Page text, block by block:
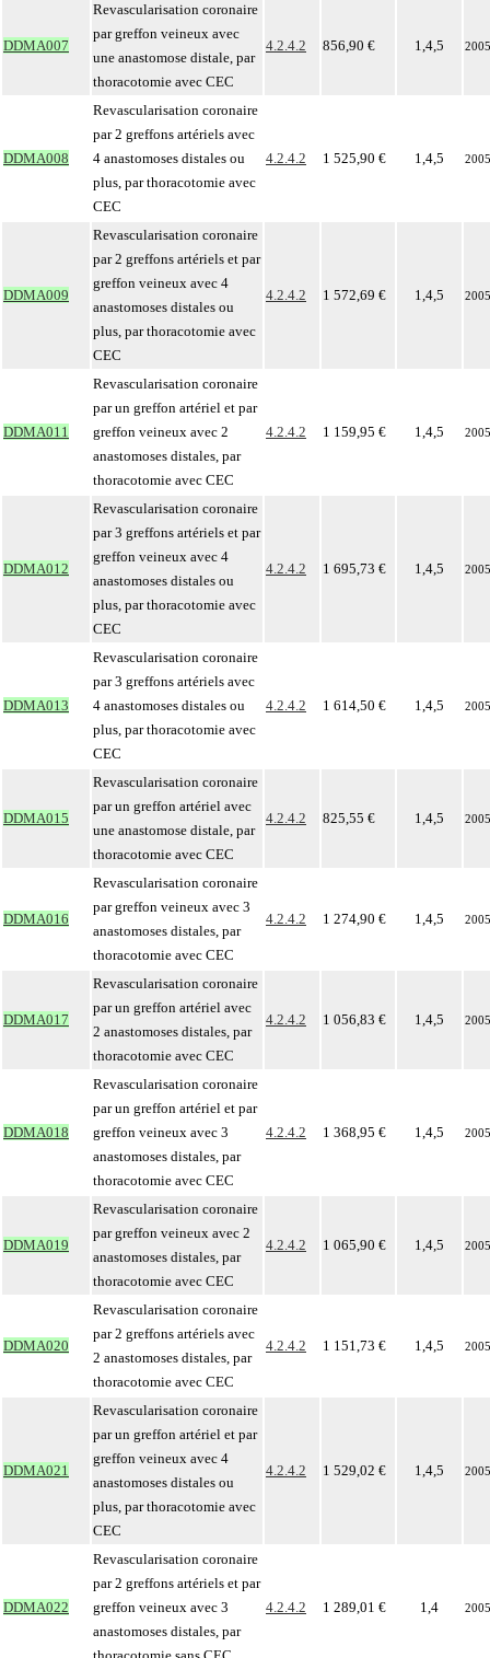
DDMA007
Revascularisation coronaire
par greffon veineux avec
une anastomose distale, par
thoracotomie avec CEC
4.2.4.2 856,90 € 1,4,5 2005
DDMA008
Revascularisation coronaire
par 2 greffons artériels avec
4 anastomoses distales ou
plus, par thoracotomie avec
CEC
4.2.4.2 1 525,90 € 1,4,5 2005
DDMA009
Revascularisation coronaire
par 2 greffons artériels et par
greffon veineux avec 4
anastomoses distales ou
plus, par thoracotomie avec
CEC
4.2.4.2 1 572,69 € 1,4,5 2005
DDMA011
Revascularisation coronaire
par un greffon artériel et par
greffon veineux avec 2
anastomoses distales, par
thoracotomie avec CEC
4.2.4.2 1 159,95 € 1,4,5 2005
DDMA012
Revascularisation coronaire
par 3 greffons artériels et par
greffon veineux avec 4
anastomoses distales ou
plus, par thoracotomie avec
CEC
4.2.4.2 1 695,73 € 1,4,5 2005
DDMA013
Revascularisation coronaire
par 3 greffons artériels avec
4 anastomoses distales ou
plus, par thoracotomie avec
CEC
4.2.4.2 1 614,50 € 1,4,5 2005
DDMA015
Revascularisation coronaire
par un greffon artériel avec
une anastomose distale, par
thoracotomie avec CEC
4.2.4.2 825,55 € 1,4,5 2005
DDMA016
Revascularisation coronaire
par greffon veineux avec 3
anastomoses distales, par
thoracotomie avec CEC
4.2.4.2 1 274,90 € 1,4,5 2005
DDMA017
Revascularisation coronaire
par un greffon artériel avec
2 anastomoses distales, par
thoracotomie avec CEC
4.2.4.2 1 056,83 € 1,4,5 2005
DDMA018
Revascularisation coronaire
par un greffon artériel et par
greffon veineux avec 3
anastomoses distales, par
thoracotomie avec CEC
4.2.4.2 1 368,95 € 1,4,5 2005
DDMA019
Revascularisation coronaire
par greffon veineux avec 2
anastomoses distales, par
thoracotomie avec CEC
4.2.4.2 1 065,90 € 1,4,5 2005
DDMA020
Revascularisation coronaire
par 2 greffons artériels avec
2 anastomoses distales, par
thoracotomie avec CEC
4.2.4.2 1 151,73 € 1,4,5 2005
DDMA021
Revascularisation coronaire
par un greffon artériel et par
greffon veineux avec 4
anastomoses distales ou
plus, par thoracotomie avec
CEC
4.2.4.2 1 529,02 € 1,4,5 2005
DDMA022
Revascularisation coronaire
par 2 greffons artériels et par
greffon veineux avec 3
anastomoses distales, par
4.2.4.2 1 289,01 € 1,4 2005